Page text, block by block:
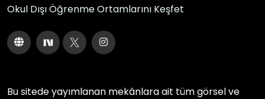
Okul Dışı Öğrenme Ortamlarını Keşfet
Bu sitede yayımlanan mekânlara ait tüm görsel ve